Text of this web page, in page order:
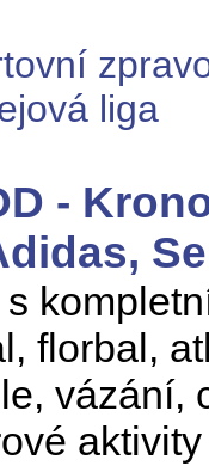
liga
-
florbal,